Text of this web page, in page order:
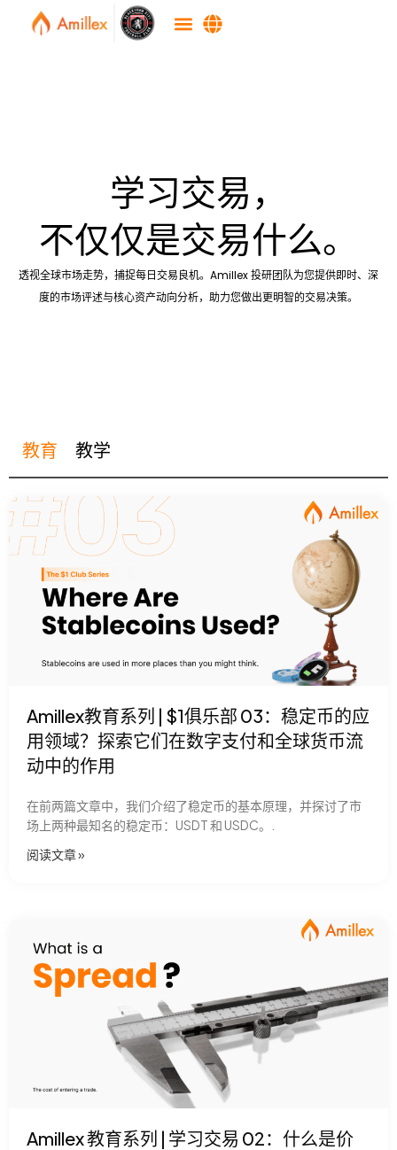
学习交易，
不仅仅是交易什么。
透视全球市场走势，捕捉每日交易良机。Amillex 投研团队为您提供即时、深
度的市场评述与核心资产动向分析，助力您做出更明智的交易决策。
教育 教学
Amillex教育系列 | $1俱乐部 03：稳定币的应
用领域？探索它们在数字支付和全球货币流
动中的作用
在前两篇文章中，我们介绍了稳定币的基本原理，并探讨了市
场上两种最知名的稳定币：USDT 和 USDC。.
阅读文章​ »
Amillex 教育系列 | 学习交易 02：什么是价